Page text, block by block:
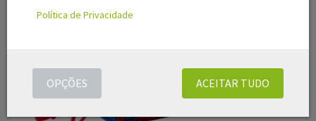
Política de Privacidade
ACEITAR TUDO
OPÇÕES